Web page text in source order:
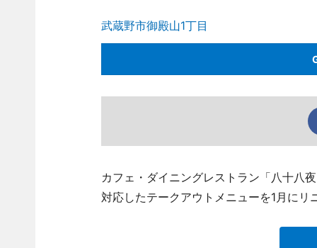
武蔵野市御殿山1丁目
カフェ・ダイニングレストラン「八十八
対応したテークアウトメニューを1月にリ